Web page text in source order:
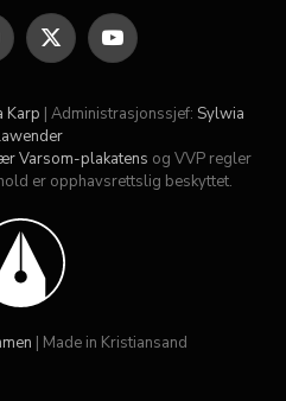
X
(Twitter)
YouTube
Karp | Administrasjonssjef: Sylwia
Varsom-plakatens og VVP regler
er opphavsrettslig beskyttet.
| Made in Kristiansand